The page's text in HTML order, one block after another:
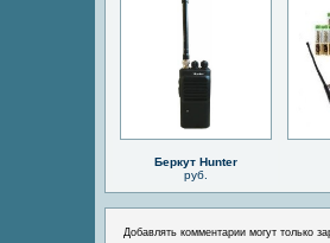
Беркут Hunter
руб.
Добавлять комментарии могут только